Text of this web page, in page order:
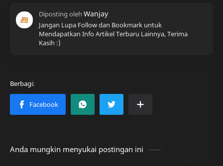
Jangan Lupa Follow dan Bookmark untuk
Mendapatkan Info Artikel Terbaru Lainnya, Terima
Kasih :)
Anda mungkin menyukai postingan ini